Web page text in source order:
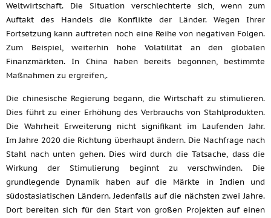
Weltwirtschaft. Die Situation verschlechterte sich, wenn zum
Auftakt des Handels die Konflikte der Länder. Wegen Ihrer
Fortsetzung kann auftreten noch eine Reihe von negativen Folgen.
Zum Beispiel, weiterhin hohe Volatilität an den globalen
Finanzmärkten. In China haben bereits begonnen, bestimmte
Maßnahmen zu ergreifen,.
Die chinesische Regierung begann, die Wirtschaft zu stimulieren.
Dies führt zu einer Erhöhung des Verbrauchs von Stahlprodukten.
Die Wahrheit Erweiterung nicht signifikant im Laufenden Jahr.
Im Jahre 2020 die Richtung überhaupt ändern. Die Nachfrage nach
Stahl nach unten gehen. Dies wird durch die Tatsache, dass die
Wirkung der Stimulierung beginnt zu verschwinden. Die
grundlegende Dynamik haben auf die Märkte in Indien und
südostasiatischen Ländern. Jedenfalls auf die nächsten zwei Jahre.
Dort bereiten sich für den Start von großen Projekten auf einen